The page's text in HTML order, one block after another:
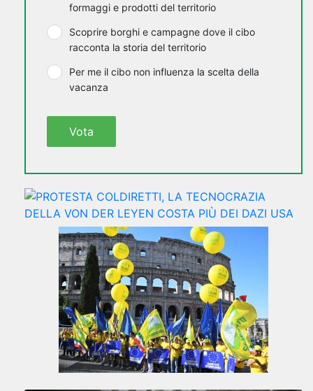
formaggi e prodotti del territorio
Scoprire borghi e campagne dove il cibo
racconta la storia del territorio
Per me il cibo non influenza la scelta della
vacanza
Vota